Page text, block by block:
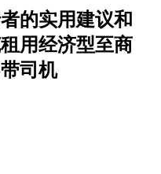
的实用建议和
用经济型至商
司机